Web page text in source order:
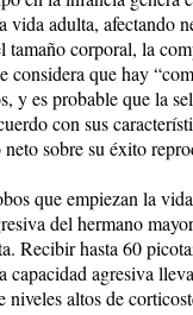
vida adulta, afectando
tamaño corporal, la
considera que hay
y es probable que la
con sus
sobre su éxito
que empiezan la
del hermano
Recibir hasta 60
capacidad agresiva
niveles altos de